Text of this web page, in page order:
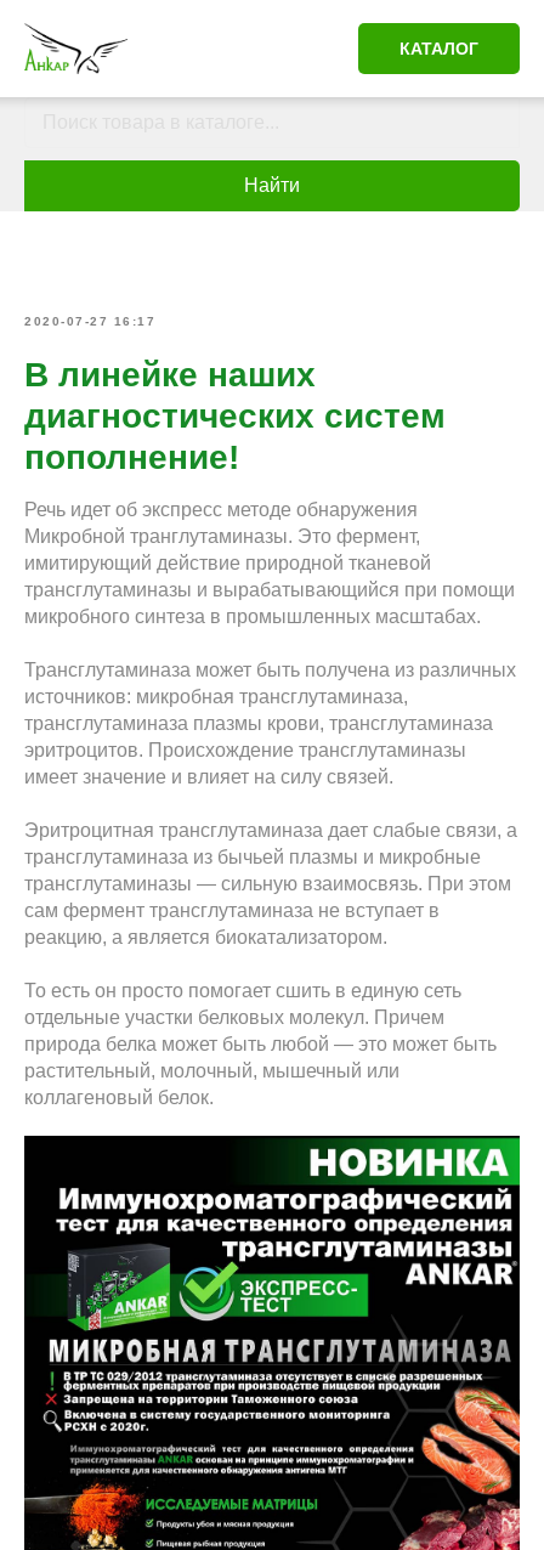
КАТАЛОГ
Найти
2020-07-27 16:17
В линейке наших
диагностических систем
пополнение!
Речь идет об экспресс методе обнаружения
Микробной транглутаминазы. Это фермент,
имитирующий действие природной тканевой
трансглутаминазы и вырабатывающийся при помощи
микробного синтеза в промышленных масштабах.
Трансглутаминаза может быть получена из различных
источников: микробная трансглутаминаза,
трансглутаминаза плазмы крови, трансглутаминаза
эритроцитов. Происхождение трансглутаминазы
имеет значение и влияет на силу связей.
Эритроцитная трансглутаминаза дает слабые связи, а
трансглутаминаза из бычьей плазмы и микробные
трансглутаминазы — сильную взаимосвязь. При этом
сам фермент трансглутаминаза не вступает в
реакцию, а является биокатализатором.
То есть он просто помогает сшить в единую сеть
отдельные участки белковых молекул. Причем
природа белка может быть любой — это может быть
растительный, молочный, мышечный или
коллагеновый белок.